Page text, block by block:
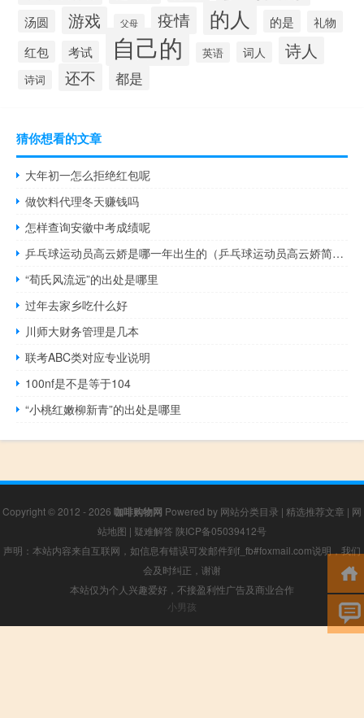
汤圆 游戏 父母 疫情 的人 的是
礼物
红包
考试 自己的 英语 词人 诗人
诗词 还不 都是
猜你想看的文章
大年初一怎么拒绝红包呢
做饮料代理冬天赚钱吗
怎样查询安徽中考成绩呢
乒乓球运动员高云娇是哪一年出生的（乒乓球运动员高云娇简历）
“荀氏风流远”的出处是哪里
过年去家乡吃什么好
川师大财务管理是几本
联考ABC类对应专业说明
100nf是不是等于104
“小桃红嫩柳新青”的出处是哪里
Copyright © 2012 - 2026 咖啡购物网 Powered by 网站分类目录 | 精选推荐文章 | 网
站地图 | 疑难解答 陕ICP备05039412号
声明：本站内容来自互联网，如信息有错误可发邮件到f_fb#foxmail.com说明，我们
会及时纠正，谢谢
本站仅为个人兴趣爱好，不接盈利性广告及商业合作
小男孩